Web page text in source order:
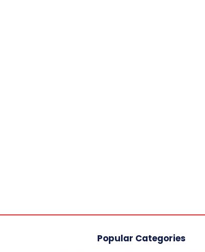
Popular Categories